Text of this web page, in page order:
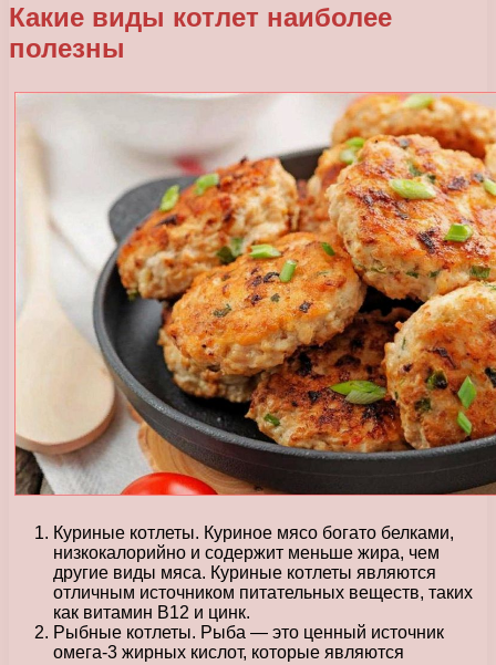
Какие виды котлет наиболее
полезны
Куриные котлеты. Куриное мясо богато белками,
низкокалорийно и содержит меньше жира, чем
другие виды мяса. Куриные котлеты являются
отличным источником питательных веществ, таких
как витамин В12 и цинк.
Рыбные котлеты. Рыба — это ценный источник
омега-3 жирных кислот, которые являются